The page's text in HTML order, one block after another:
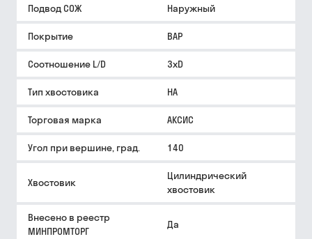
Подвод СОЖ Наружный
Покрытие BAP
Соотношение L/D 3xD
Тип хвостовика HA
Торговая марка АКСИС
Угол при вершине, град. 140
Хвостовик
Цилиндрический
хвостовик
Внесено в реестр
МИНПРОМТОРГ
Да